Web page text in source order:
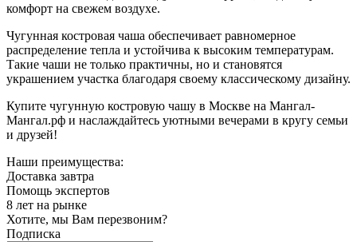
комфорт на свежем воздухе.
Чугунная костровая чаша обеспечивает равномерное
распределение тепла и устойчива к высоким температурам.
Такие чаши не только практичны, но и становятся
украшением участка благодаря своему классическому дизайну.
Купите чугунную костровую чашу в Москве на Мангал-
Мангал.рф и наслаждайтесь уютными вечерами в кругу семьи
и друзей!
Наши преимущества:
Доставка завтра
Помощь экспертов
8 лет на рынке
Хотите, мы Вам перезвоним?
Подписка